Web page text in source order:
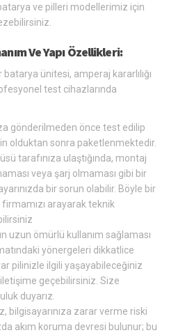
ve pilleri modellerimiz için
Ve Yapı Özellikleri:
ünitesi, amperaj kararlılığı
test cihazlarında
gönderilmeden önce test edilip
olduktan sonra paketlenmektedir.
tarafınıza ulaştığında, montaj
veya şarj olmaması gibi bir
bir sorun olabilir. Böyle bir
firmamızı arayarak teknik
uzun ömürlü kullanım sağlaması
yönergeleri dikkatlice
pilinizle ilgili yaşayabileceğiniz
geçebilirsiniz. Size
duyarız.
bilgisayarınıza zarar verme riski
akım koruma devresi bulunur; bu